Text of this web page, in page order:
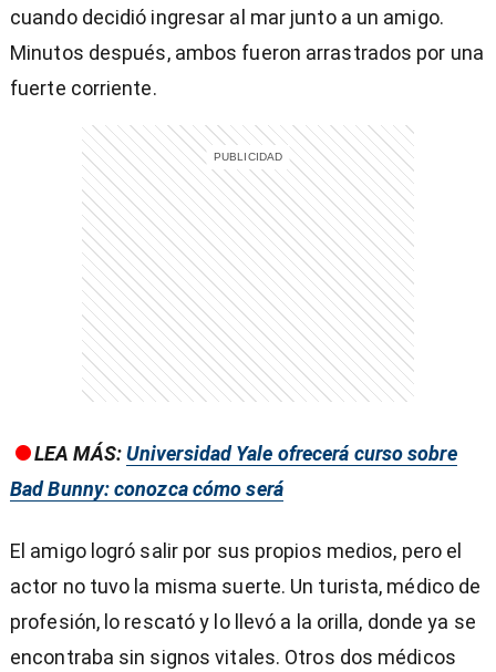
cuando decidió ingresar al mar junto a un amigo.
Minutos después, ambos fueron arrastrados por una
fuerte corriente.
LEA MÁS:Universidad Yale ofrecerá curso sobre
Bad Bunny: conozca cómo será
El amigo logró salir por sus propios medios, pero el
actor no tuvo la misma suerte. Un turista, médico de
profesión, lo rescató y lo llevó a la orilla, donde ya se
encontraba sin signos vitales. Otros dos médicos